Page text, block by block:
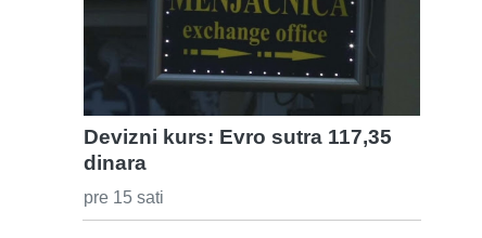
Devizni kurs: Evro sutra 117,35
dinara
pre 15 sati